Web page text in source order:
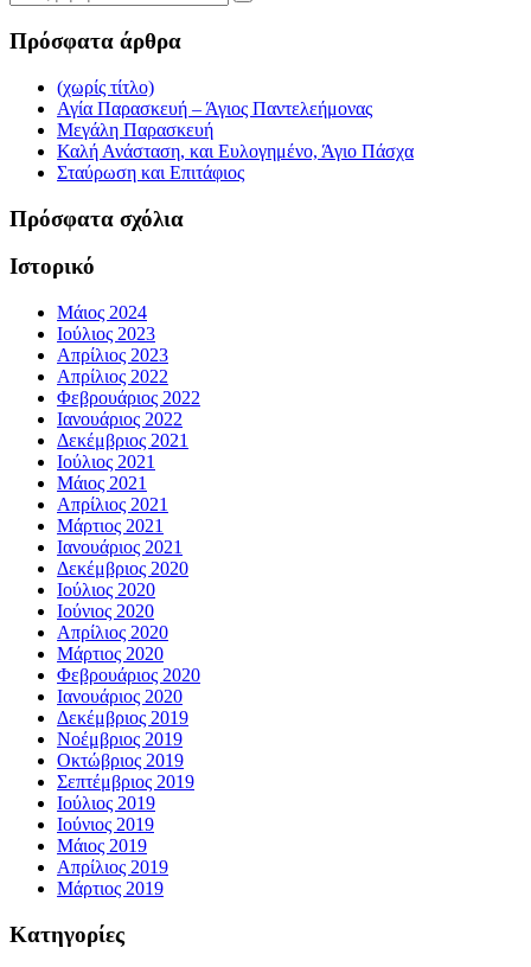
Πρόσφατα άρθρα
(χωρίς τίτλο)
Αγία Παρασκευή – Άγιος Παντελεήμονας
Μεγάλη Παρασκευή
Καλή Ανάσταση, και Ευλογημένο, Άγιο Πάσχα
Σταύρωση και Επιτάφιος
Πρόσφατα σχόλια
Ιστορικό
Μάιος 2024
Ιούλιος 2023
Απρίλιος 2023
Απρίλιος 2022
Φεβρουάριος 2022
Ιανουάριος 2022
Δεκέμβριος 2021
Ιούλιος 2021
Μάιος 2021
Απρίλιος 2021
Μάρτιος 2021
Ιανουάριος 2021
Δεκέμβριος 2020
Ιούλιος 2020
Ιούνιος 2020
Απρίλιος 2020
Μάρτιος 2020
Φεβρουάριος 2020
Ιανουάριος 2020
Δεκέμβριος 2019
Νοέμβριος 2019
Οκτώβριος 2019
Σεπτέμβριος 2019
Ιούλιος 2019
Ιούνιος 2019
Μάιος 2019
Απρίλιος 2019
Μάρτιος 2019
Kατηγορίες